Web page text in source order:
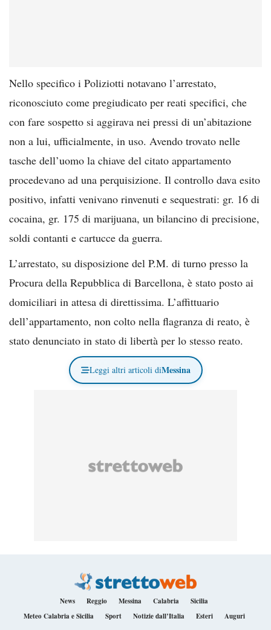
Nello specifico i Poliziotti notavano l’arrestato,
riconosciuto come pregiudicato per reati specifici, che
con fare sospetto si aggirava nei pressi di un’abitazione
non a lui, ufficialmente, in uso. Avendo trovato nelle
tasche dell’uomo la chiave del citato appartamento
procedevano ad una perquisizione. Il controllo dava esito
positivo, infatti venivano rinvenuti e sequestrati: gr. 16 di
cocaina, gr. 175 di marijuana, un bilancino di precisione,
soldi contanti e cartucce da guerra.
L’arrestato, su disposizione del P.M. di turno presso la
Procura della Repubblica di Barcellona, è stato posto ai
domiciliari in attesa di direttissima. L’affittuario
dell’appartamento, non colto nella flagranza di reato, è
stato denunciato in stato di libertà per lo stesso reato.
Leggi altri articoli diMessina
News Reggio Messina Calabria
Sicilia
Meteo Calabria e Sicilia
Sport Notizie dall’Italia Esteri Auguri